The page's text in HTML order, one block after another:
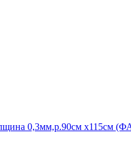
0,3мм,р.90см х115см